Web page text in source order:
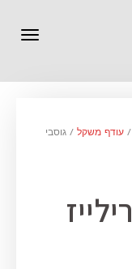
/ עודף משקל / גוסבי